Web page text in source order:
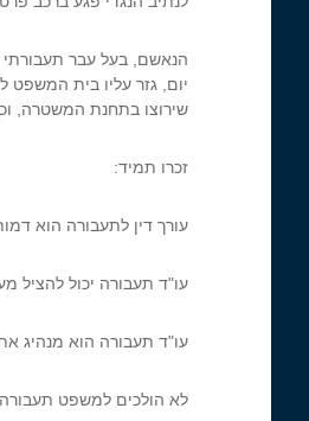
הנאשם, בעל עבר תעבורתי
שירוצו בתחנת המשטרה,
זכרו תמיד:
עורך דין לתעבורה הוא
עו"ד תעבורה יכול להציל
עו"ד תעבורה הוא מנהיג
לא הולכים למשפט תעבורה